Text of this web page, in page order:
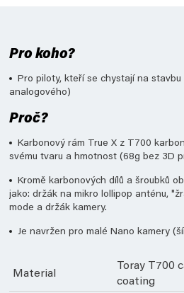
Pro koho?
Pro piloty, kteří se chystají na
analogového)
Proč?
Karbonový rám True X z T700
svému tvaru a hmotnost (68g bez 3D
Kromě karbonových dílů a šroubků
jako: držák na mikro lollipop anténu,
mode a držák kamery.
Je navržen pro malé Nano kamery
Material
Toray T700
coating